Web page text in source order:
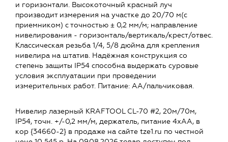
и горизонтали. Высокоточный красный луч
производит измерения на участке до 20/70 м(с
приемником) с точностью ± 0,2 мм/м; направление
нивелирования - горизонталь/вертикаль/крест/отвес.
Классическая резьба 1/4, 5/8 дюйма для крепления
нивелира на штатив. Надёжная конструкция со
степень защиты IP54 способна выдержать суровые
условия эксплуатации при проведении
измерительных работ. Питание: AA/пальчиковая.
Нивелир лазерный KRAFTOOL CL-70 #2, 20м/70м,
IP54, точн. +/-0,2 мм/м, держатель, питание 4хАА, в
кор {34660-2} в продаже на сайте tze1.ru по честной